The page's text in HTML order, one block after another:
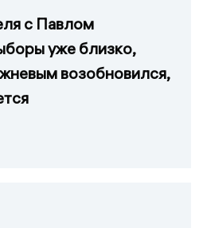
с Павлом
уже близко,
возобновился,